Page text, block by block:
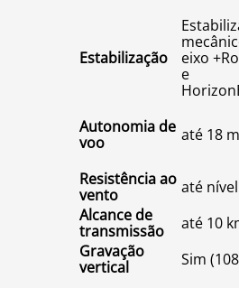
Estabilização
eixo
e
Autonomia de
voo
até 18
Resistência ao
vento
até
Alcance de
transmissão
até 10
Gravação
vertical
Sim